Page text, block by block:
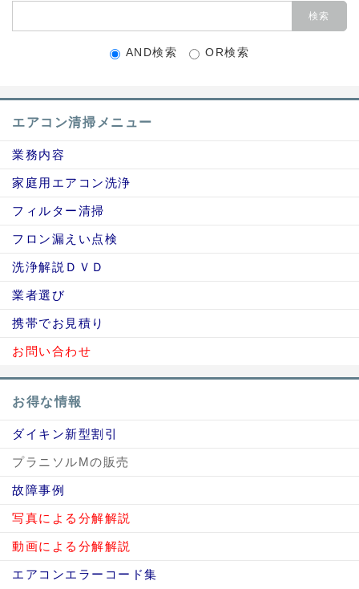
AND検索 OR検索
エアコン清掃メニュー
業務内容
家庭用エアコン洗浄
フィルター清掃
フロン漏えい点検
洗浄解説ＤＶＤ
業者選び
携帯でお見積り
お問い合わせ
お得な情報
ダイキン新型割引
プラニソルMの販売
故障事例
写真による分解解説
動画による分解解説
エアコンエラーコード集